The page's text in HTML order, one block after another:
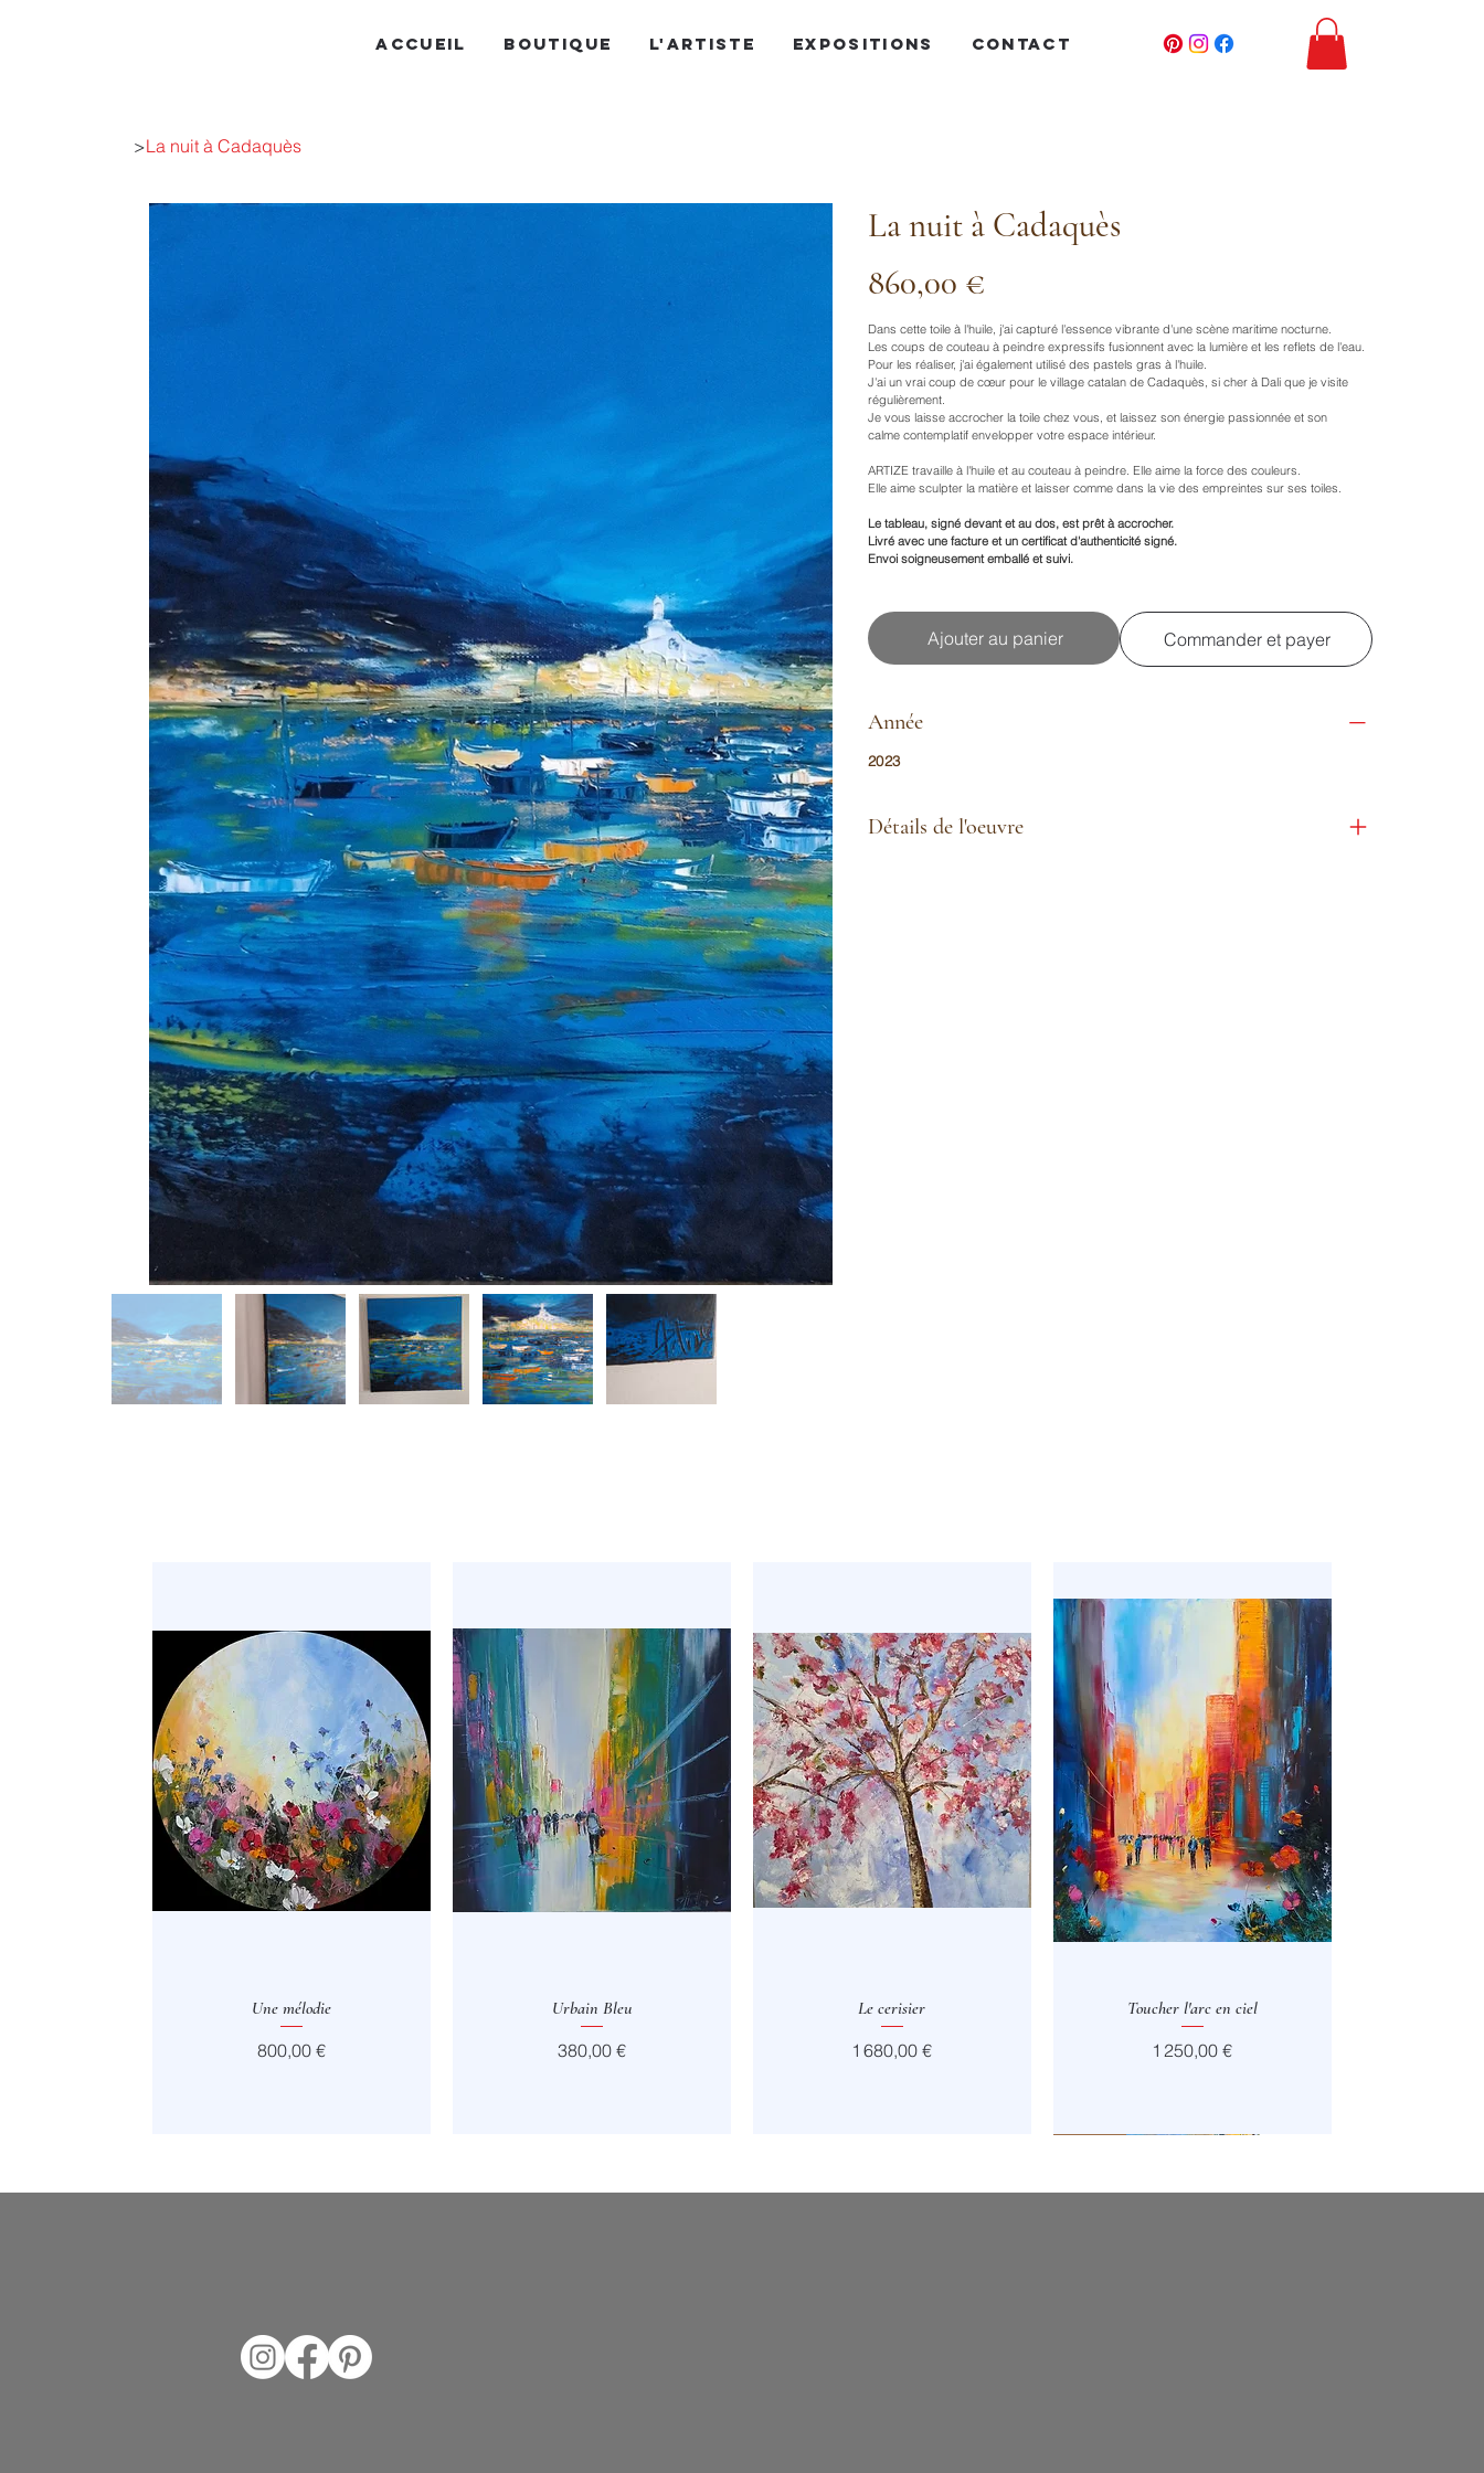
ACCUEIL BOUTIQUE L'ARTISTE EXPOSITIONS CONTACT
>La nuit à Cadaquès
La nuit à Cadaquès
860,00 €
Dans cette toile à l'huile, j'ai capturé l'essence vibrante d'une scène maritime nocturne.
Les coups de couteau à peindre expressifs fusionnent avec la lumière et les reflets de l'eau.
Pour les réaliser, j'ai également utilisé des pastels gras à l'huile.
J'ai un vrai coup de cœur pour le village catalan de Cadaquès, si cher à Dali que je visite
régulièrement.
Je vous laisse accrocher la toile chez vous, et laissez son énergie passionnée et son
calme contemplatif envelopper votre espace intérieur.
ARTIZE travaille à l'huile et au couteau à peindre. Elle aime la force des couleurs.
Elle aime sculpter la matière et laisser comme dans la vie des empreintes sur ses toiles.
Le tableau, signé devant et au dos, est prêt à accrocher.
Livré avec une facture et un certificat d'authenticité signé.
Envoi soigneusement emballé et suivi.
Ajouter au panier Commander et payer
Année
2023
Détails de l'oeuvre
Aperçu rapide
Une mélodie
Prix
800,00 €
Aperçu rapide
Urbain Bleu
Prix
380,00 €
Aperçu rapide
Le cerisier
Prix
1 680,00 €
Aperçu rapide
Toucher l'arc en ciel
Prix
1 250,00 €